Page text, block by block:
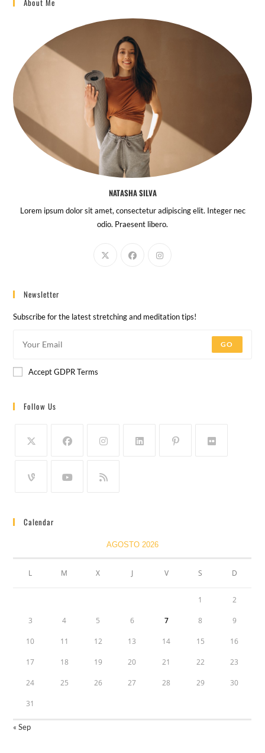
NATASHA SILVA
Lorem ipsum dolor sit amet, consectetur adipiscing elit. Integer nec
odio. Praesent libero.
Newsletter
Subscribe for the latest stretching and meditation tips!
GO
Accept GDPR Terms
Follow Us
Calendar
AGOSTO 2026
L M X J V S D
1 2
3 4 5 6 7 8 9
10 11 12 13 14 15 16
17 18 19 20 21 22 23
24 25 26 27 28 29 30
31
« Sep